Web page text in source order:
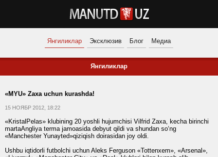
Янгиликлар Эксклюзив Блог Медиа
Янгиликлар
«MYU» Zaxa uchun kurashda!
15 НОЯБР 2012, 18:22
«KristalPelas» klubining 20 yoshli hujumchisi Vilfrid Zaxa, kecha birinchi
martaAngliya terma jamoasida debyut qildi va shundan so‘ng
«Manchester Yunayted»qiziqish doirasidan joy oldi.
Ushbu iqtidorli futbolchi uchun Aleks Ferguson «Tottenxem», «Arsenal»,